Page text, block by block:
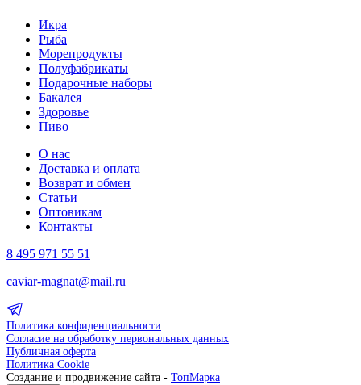
Икра
Рыба
Морепродукты
Полуфабрикаты
Подарочные наборы
Бакалея
Здоровье
Пиво
О нас
Доставка и оплата
Возврат и обмен
Статьи
Оптовикам
Контакты
8 495 971 55 51
caviar-magnat@mail.ru
Политика конфиденциальности
Согласие на обработку первональных данных
Публичная оферта
Политика Cookie
Создание и продвижение сайта - ТопМарка